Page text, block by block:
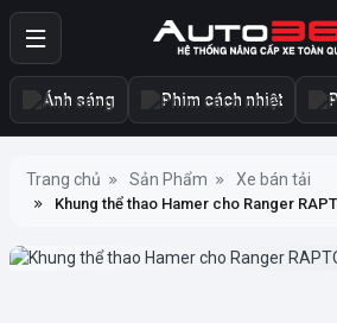
Ánh sáng Phim cách nhiệt
Trang chủ Sản Phẩm Xe bán tải
Khung thể thao Hamer cho Ranger